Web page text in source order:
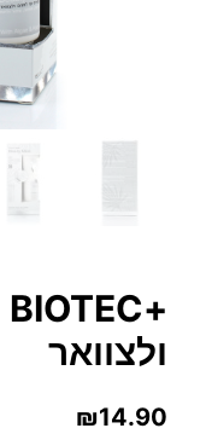
ולצוואר
₪14.90